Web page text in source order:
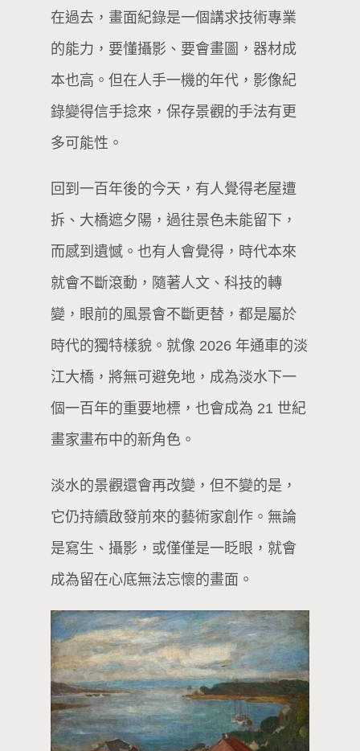
在過去，畫面紀錄是一個講求技術專業
的能力，要懂攝影、要會畫圖，器材成
本也高。但在人手一機的年代，影像紀
錄變得信手捻來，保存景觀的手法有更
多可能性。
回到一百年後的今天，有人覺得老屋遭
拆、大橋遮夕陽，過往景色未能留下，
而感到遺憾。也有人會覺得，時代本來
就會不斷滾動，隨著人文、科技的轉
變，眼前的風景會不斷更替，都是屬於
時代的獨特樣貌。就像 2026 年通車的淡
江大橋，將無可避免地，成為淡水下一
個一百年的重要地標，也會成為 21 世紀
畫家畫布中的新角色。
淡水的景觀還會再改變，但不變的是，
它仍持續啟發前來的藝術家創作。無論
是寫生、攝影，或僅僅是一眨眼，就會
成為留在心底無法忘懷的畫面。